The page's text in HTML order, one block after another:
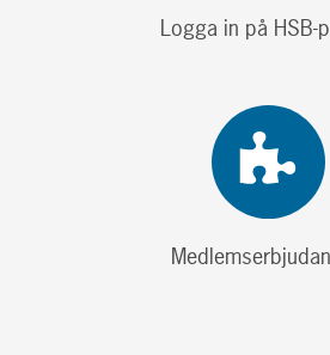
Logga in på HSB-